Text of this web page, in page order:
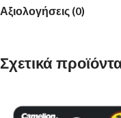
Αξιολογήσεις (0)
Σχετικά